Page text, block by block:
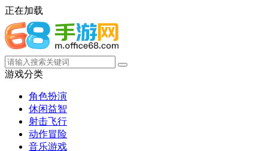
正在加载
游戏分类
角色扮演
休闲益智
射击飞行
动作冒险
音乐游戏